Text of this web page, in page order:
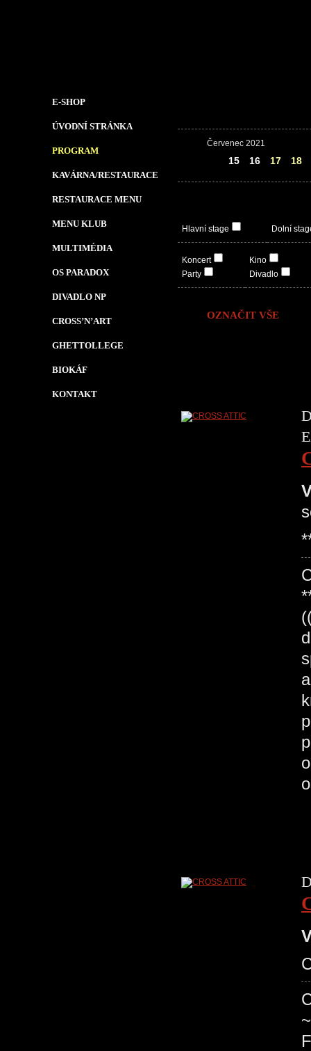
E-SHOP
ÚVODNÍ STRÁNKA
PROGRAM
KAVÁRNA/RESTAURACE
RESTAURACE MENU
MENU KLUB
MULTIMÉDIA
OS PARADOX
DIVADLO NP
CROSS’N’ART
GHETTOLLEGE
BIOKÁF
KONTAKT
Červenec 2021
15 16 17 18
Hlavní stage Dolní
Koncert
Party
Kino
Divadlo
OZNAČIT VŠE